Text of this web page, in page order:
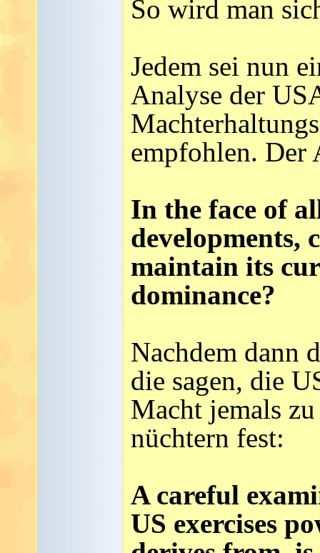
So wird man
Jedem sei nun
Analyse der
empfohlen. Der
In the face of
developments,
maintain its
dominance?
Nachdem dann
die sagen, die
Macht jemals
nüchtern fest:
A careful
US exercises